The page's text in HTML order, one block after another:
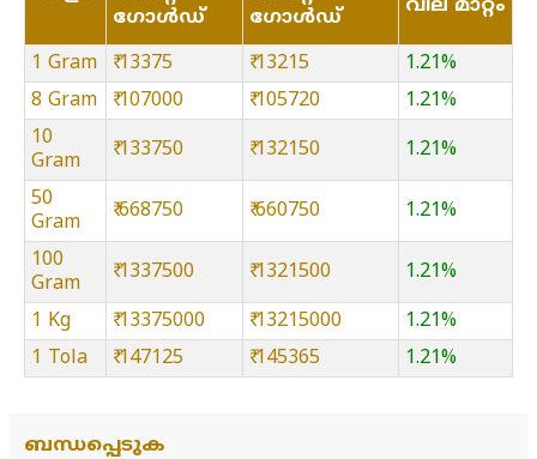
ഗോൾഡ്
ഗോൾഡ്
വില മാറ്റം
1 Gram ₹ 13375 ₹ 13215
1.21%
8 Gram
₹ 107000 ₹ 105720
1.21%
10
Gram
₹ 133750 ₹ 132150 1.21%
50
Gram
₹ 668750 ₹ 660750 1.21%
100
Gram
₹ 1337500 ₹ 1321500 1.21%
1 Kg ₹ 13375000 ₹ 13215000
1.21%
1 Tola
₹ 147125 ₹ 145365 1.21%
ബന്ധപ്പെടുക